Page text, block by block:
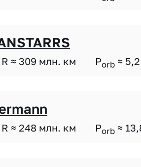
R ≈ 309 млн. км Porb ≈ 5,2
R ≈ 248 млн. км Porb ≈